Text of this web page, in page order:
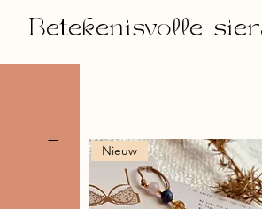
Betekenisvolle
Nieuw